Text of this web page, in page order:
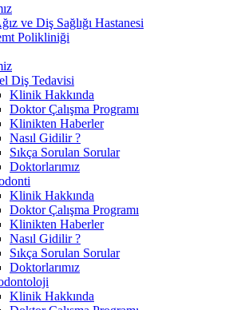
ve Diş Sağlığı Hastanesi
Polikliniği
Diş Tedavisi
Klinik Hakkında
Doktor Çalışma Programı
Klinikten Haberler
Nasıl Gidilir ?
Sıkça Sorulan Sorular
Doktorlarımız
Klinik Hakkında
Doktor Çalışma Programı
Klinikten Haberler
Nasıl Gidilir ?
Sıkça Sorulan Sorular
Doktorlarımız
Klinik Hakkında